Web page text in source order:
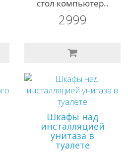
стол компьютер..
2999
Шкафы над
инсталляцией
унитаза в
туалете